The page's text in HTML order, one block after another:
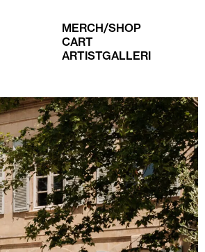
MERCH/SHOP
CART
ARTISTGALLERI